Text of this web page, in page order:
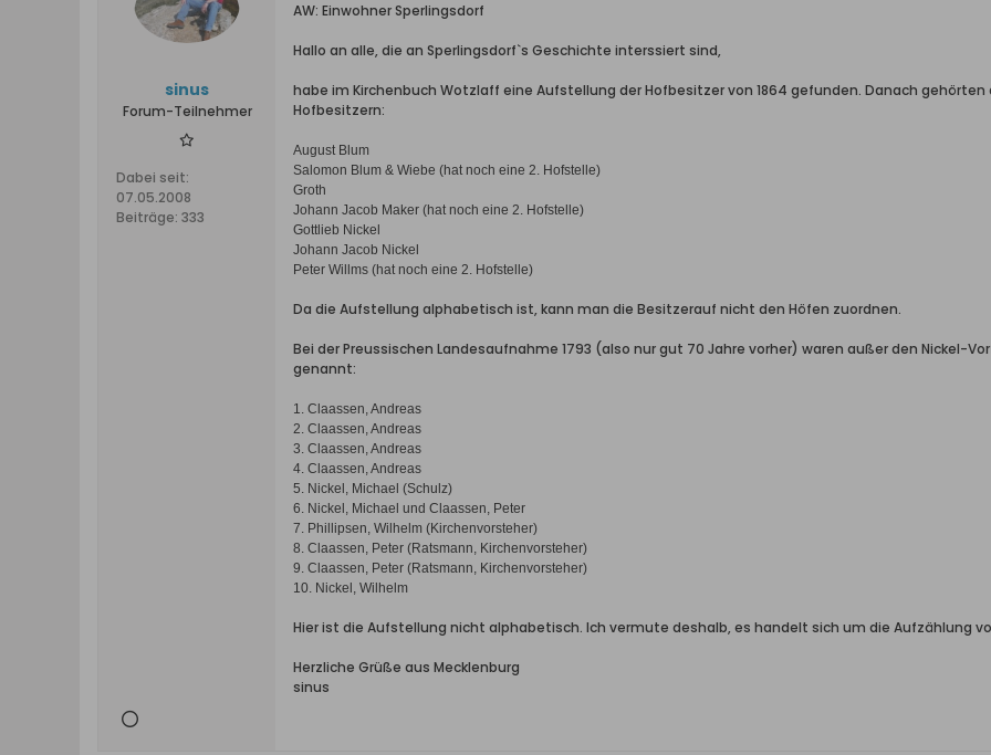
sinus
Forum-Teilnehmer
Dabei seit:
07.05.2008
Beiträge: 333
AW: Einwohner Sperlingsdorf
Hallo an alle, die an Sperlingsdorf`s Geschichte interssiert sind,
habe im Kirchenbuch Wotzlaff eine Aufstellung der Hofbesitzer von 1864 gefunden. Danach
Hofbesitzern:
August Blum
Salomon Blum & Wiebe (hat noch eine 2. Hofstelle)
Groth
Johann Jacob Maker (hat noch eine 2. Hofstelle)
Gottlieb Nickel
Johann Jacob Nickel
Peter Willms (hat noch eine 2. Hofstelle)
Da die Aufstellung alphabetisch ist, kann man die Besitzerauf nicht den Höfen zuordnen.
Bei der Preussischen Landesaufnahme 1793 (also nur gut 70 Jahre vorher) waren außer den Nickel-
genannt:
1. Claassen, Andreas
2. Claassen, Andreas
3. Claassen, Andreas
4. Claassen, Andreas
5. Nickel, Michael (Schulz)
6. Nickel, Michael und Claassen, Peter
7. Phillipsen, Wilhelm (Kirchenvorsteher)
8. Claassen, Peter (Ratsmann, Kirchenvorsteher)
9. Claassen, Peter (Ratsmann, Kirchenvorsteher)
10. Nickel , Wilhelm
Hier ist die Aufstellung nicht alphabetisch. Ich vermute deshalb, es handelt sich um die Aufzählung
Herzliche Grüße aus Mecklenburg
sinus